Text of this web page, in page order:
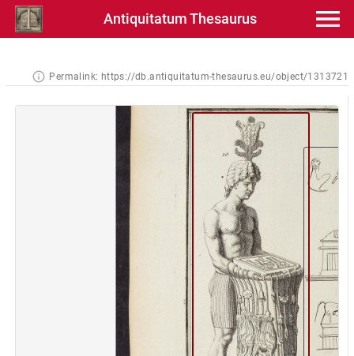
Antiquitatum Thesaurus
Permalink: https://db.antiquitatum-thesaurus.eu/object/1313721